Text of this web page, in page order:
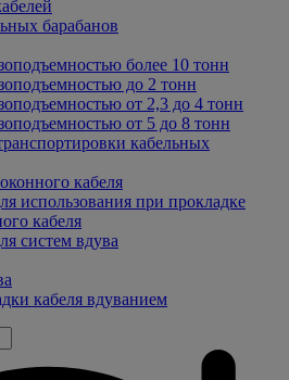
барабанов
более 10 тонн
до 2 тонн
от 2,3 до 4 тонн
от 5 до 8 тонн
кабельных
кабеля
использования при прокладке
кабеля
систем вдува
кабеля вдуванием